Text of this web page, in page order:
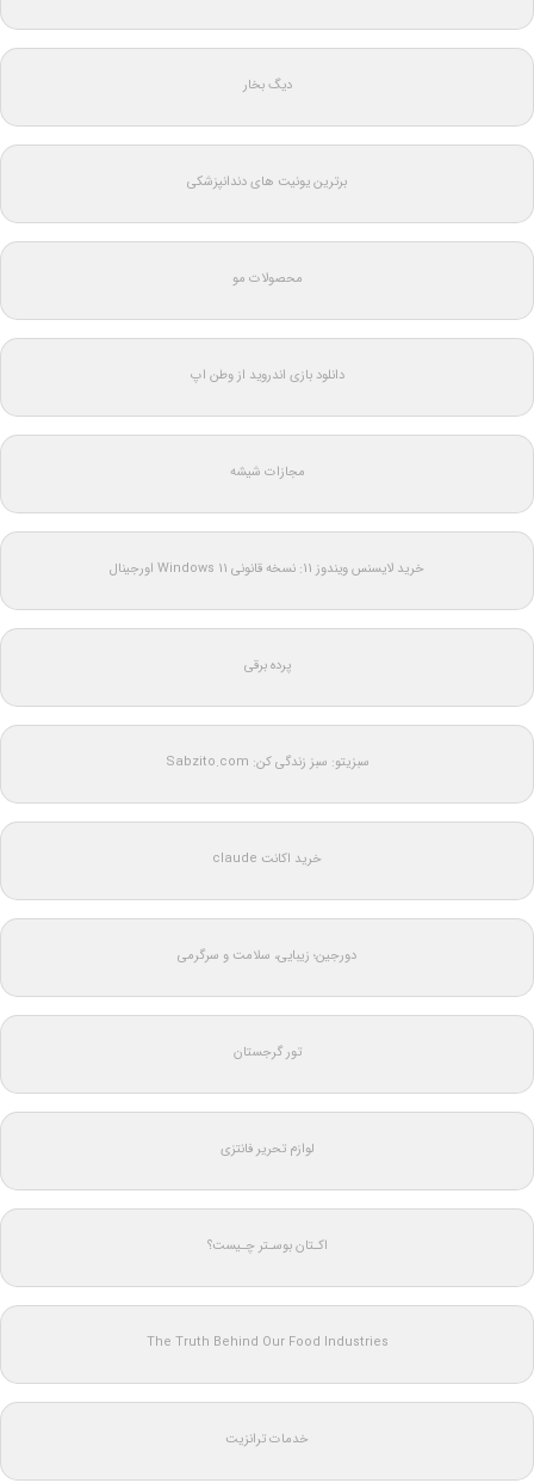
دیگ بخار
برترین یونیت های دندانپزشکی
محصولات مو
دانلود بازی اندروید از وطن اپ
مجازات شیشه
خرید لایسنس ویندوز 11: نسخه قانونی Windows 11 اورجینال
پرده برقی
سبزیتو: سبز زندگی کن: Sabzito.com
خرید اکانت claude
دورجین؛ زیبایی، سلامت و سرگرمی
تور گرجستان
لوازم تحریر فانتزی
اکـتان بوسـتر چـیست؟
The Truth Behind Our Food Industries
خدمات ترانزیت